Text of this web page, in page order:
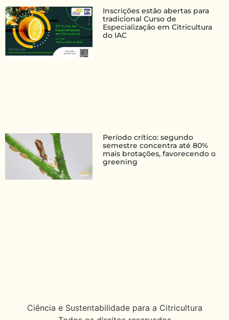
Inscrições estão abertas para
tradicional Curso de
Especialização em Citricultura
do IAC
Período crítico: segundo
semestre concentra até 80%
mais brotações, favorecendo o
greening
Ciência e Sustentabilidade para a Citricultura